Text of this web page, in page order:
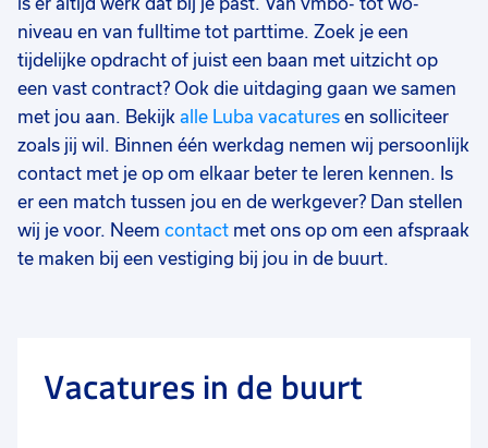
niveau en van fulltime tot parttime. Zoek je een
tijdelijke opdracht of juist een baan met uitzicht op
een vast contract? Ook die uitdaging gaan we samen
met jou aan. Bekijk alle Luba vacatures en solliciteer
zoals jij wil. Binnen één werkdag nemen wij persoonlijk
contact met je op om elkaar beter te leren kennen. Is
er een match tussen jou en de werkgever? Dan stellen
wij je voor. Neem contact met ons op om een afspraak
te maken bij een vestiging bij jou in de buurt.
Vacatures in de buurt